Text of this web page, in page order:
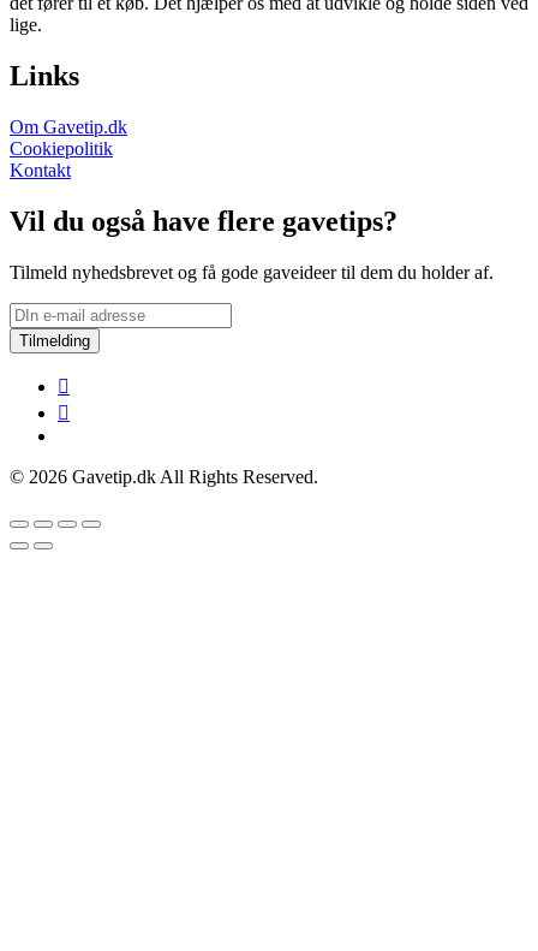
lige.
Links
Om Gavetip.dk
Cookiepolitik
Kontakt
Vil du også have flere gavetips?
Tilmeld nyhedsbrevet og få gode gaveideer til dem du holder af.
Tilmelding
© 2026 Gavetip.dk All Rights Reserved.